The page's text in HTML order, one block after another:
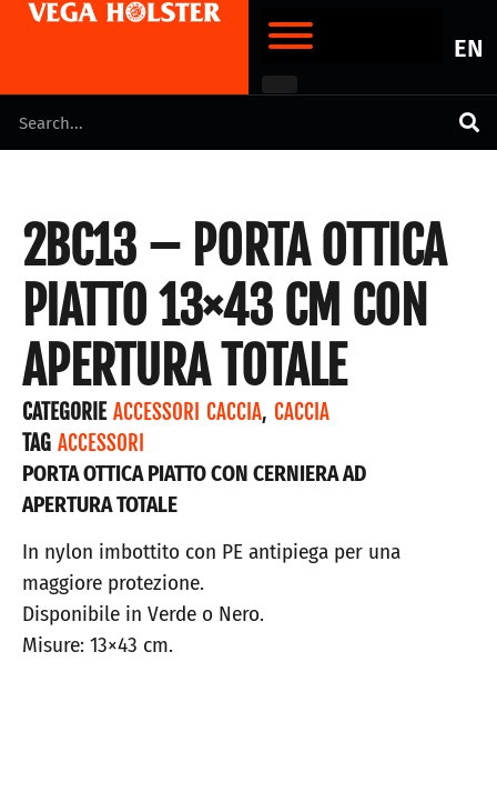
EN
2BC13 – PORTA OTTICA
PIATTO 13×43 CM CON
APERTURA TOTALE
CATEGORIE ACCESSORI CACCIA, CACCIA
TAG ACCESSORI
PORTA OTTICA PIATTO CON CERNIERA AD
APERTURA TOTALE
In nylon imbottito con PE antipiega per una
maggiore protezione.
Disponibile in Verde o Nero.
Misure: 13×43 cm.